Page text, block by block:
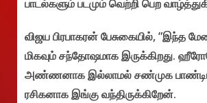
பாடல்களும் படமும் வெற்றி பெற
விஜய பிரபாகரன் பேசுகையில், ”இந்த
மிகவும் சந்தோஷமாக இருக்கிறது.
அண்ணனாக இல்லாமல் சண்முக
ரசிகனாக இங்கு வந்திருக்கிறேன்.